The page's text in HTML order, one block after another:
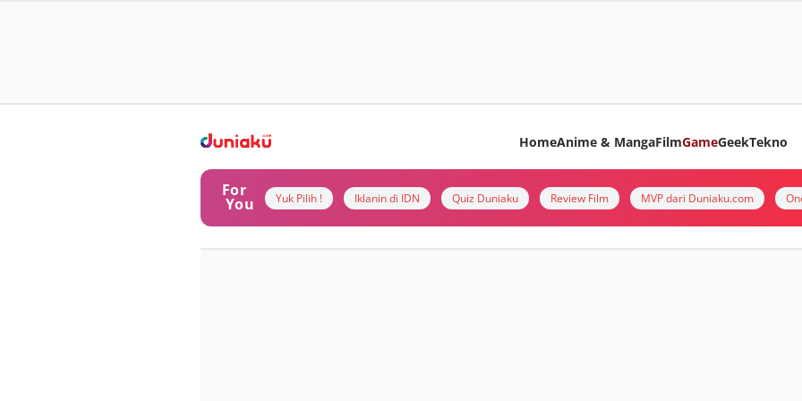
HomeAnime & MangaFilmGameGeekTekno
For
You Yuk Pilih ! Iklanin di IDN Quiz Duniaku Review Film MVP dari Duniaku.com